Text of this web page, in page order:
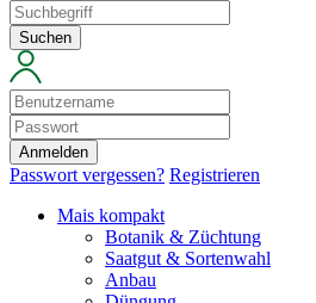
Suchen
Anmelden
Passwort vergessen? Registrieren
Mais kompakt
Botanik & Züchtung
Saatgut & Sortenwahl
Anbau